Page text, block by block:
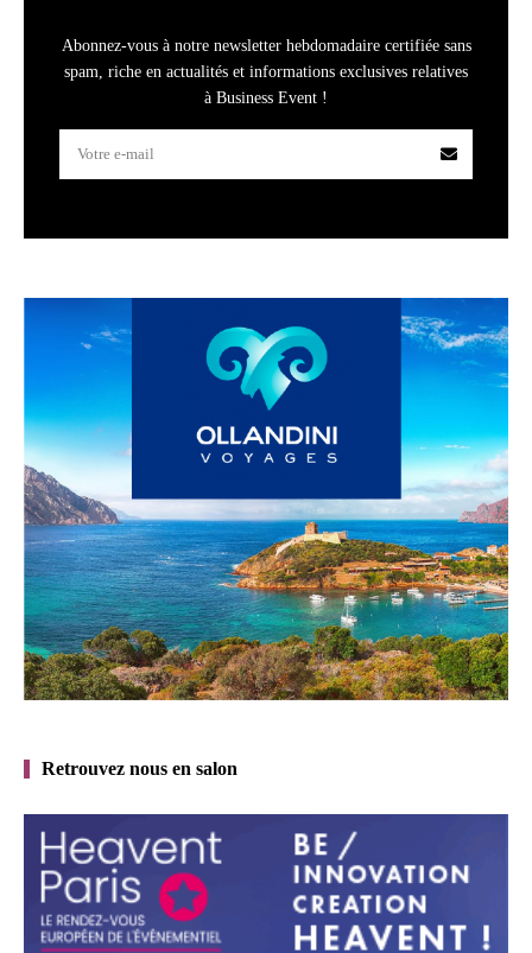
Abonnez-vous à notre newsletter hebdomadaire certifiée sans
spam, riche en actualités et informations exclusives relatives
à Business Event !
Retrouvez nous en salon